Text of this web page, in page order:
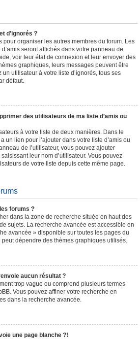
d’ignorés ?
pour organiser les autres membres du forum. Les
seront affichés dans votre panneau de
voir leur état de connexion et leur envoyer des
graphiques, leurs messages peuvent être
utilisateur à votre liste d’ignorés, tous ses
défaut.
des utilisateurs de ma liste d’amis ou
à votre liste de deux manières. Dans le
un lien pour l’ajouter dans votre liste d’amis ou
de l’utilisateur, vous pouvez ajouter
leur nom d’utilisateur. Vous pouvez
de votre liste depuis cette même page.
forums ?
dans la zone de recherche située en haut des
sujets. La recherche avancée est accessible en
avancée » disponible sur toutes les pages du
peut dépendre des thèmes graphiques utilisés.
aucun résultat ?
trop vague ou comprend plusieurs termes
Vous pouvez affiner votre recherche en
dans la recherche avancée.
une page blanche ?!